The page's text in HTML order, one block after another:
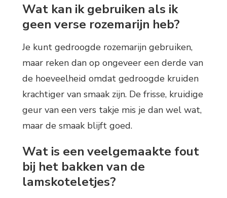
Wat kan ik gebruiken als ik
geen verse rozemarijn heb?
Je kunt gedroogde rozemarijn gebruiken,
maar reken dan op ongeveer een derde van
de hoeveelheid omdat gedroogde kruiden
krachtiger van smaak zijn. De frisse, kruidige
geur van een vers takje mis je dan wel wat,
maar de smaak blijft goed.
Wat is een veelgemaakte fout
bij het bakken van de
lamskoteletjes?